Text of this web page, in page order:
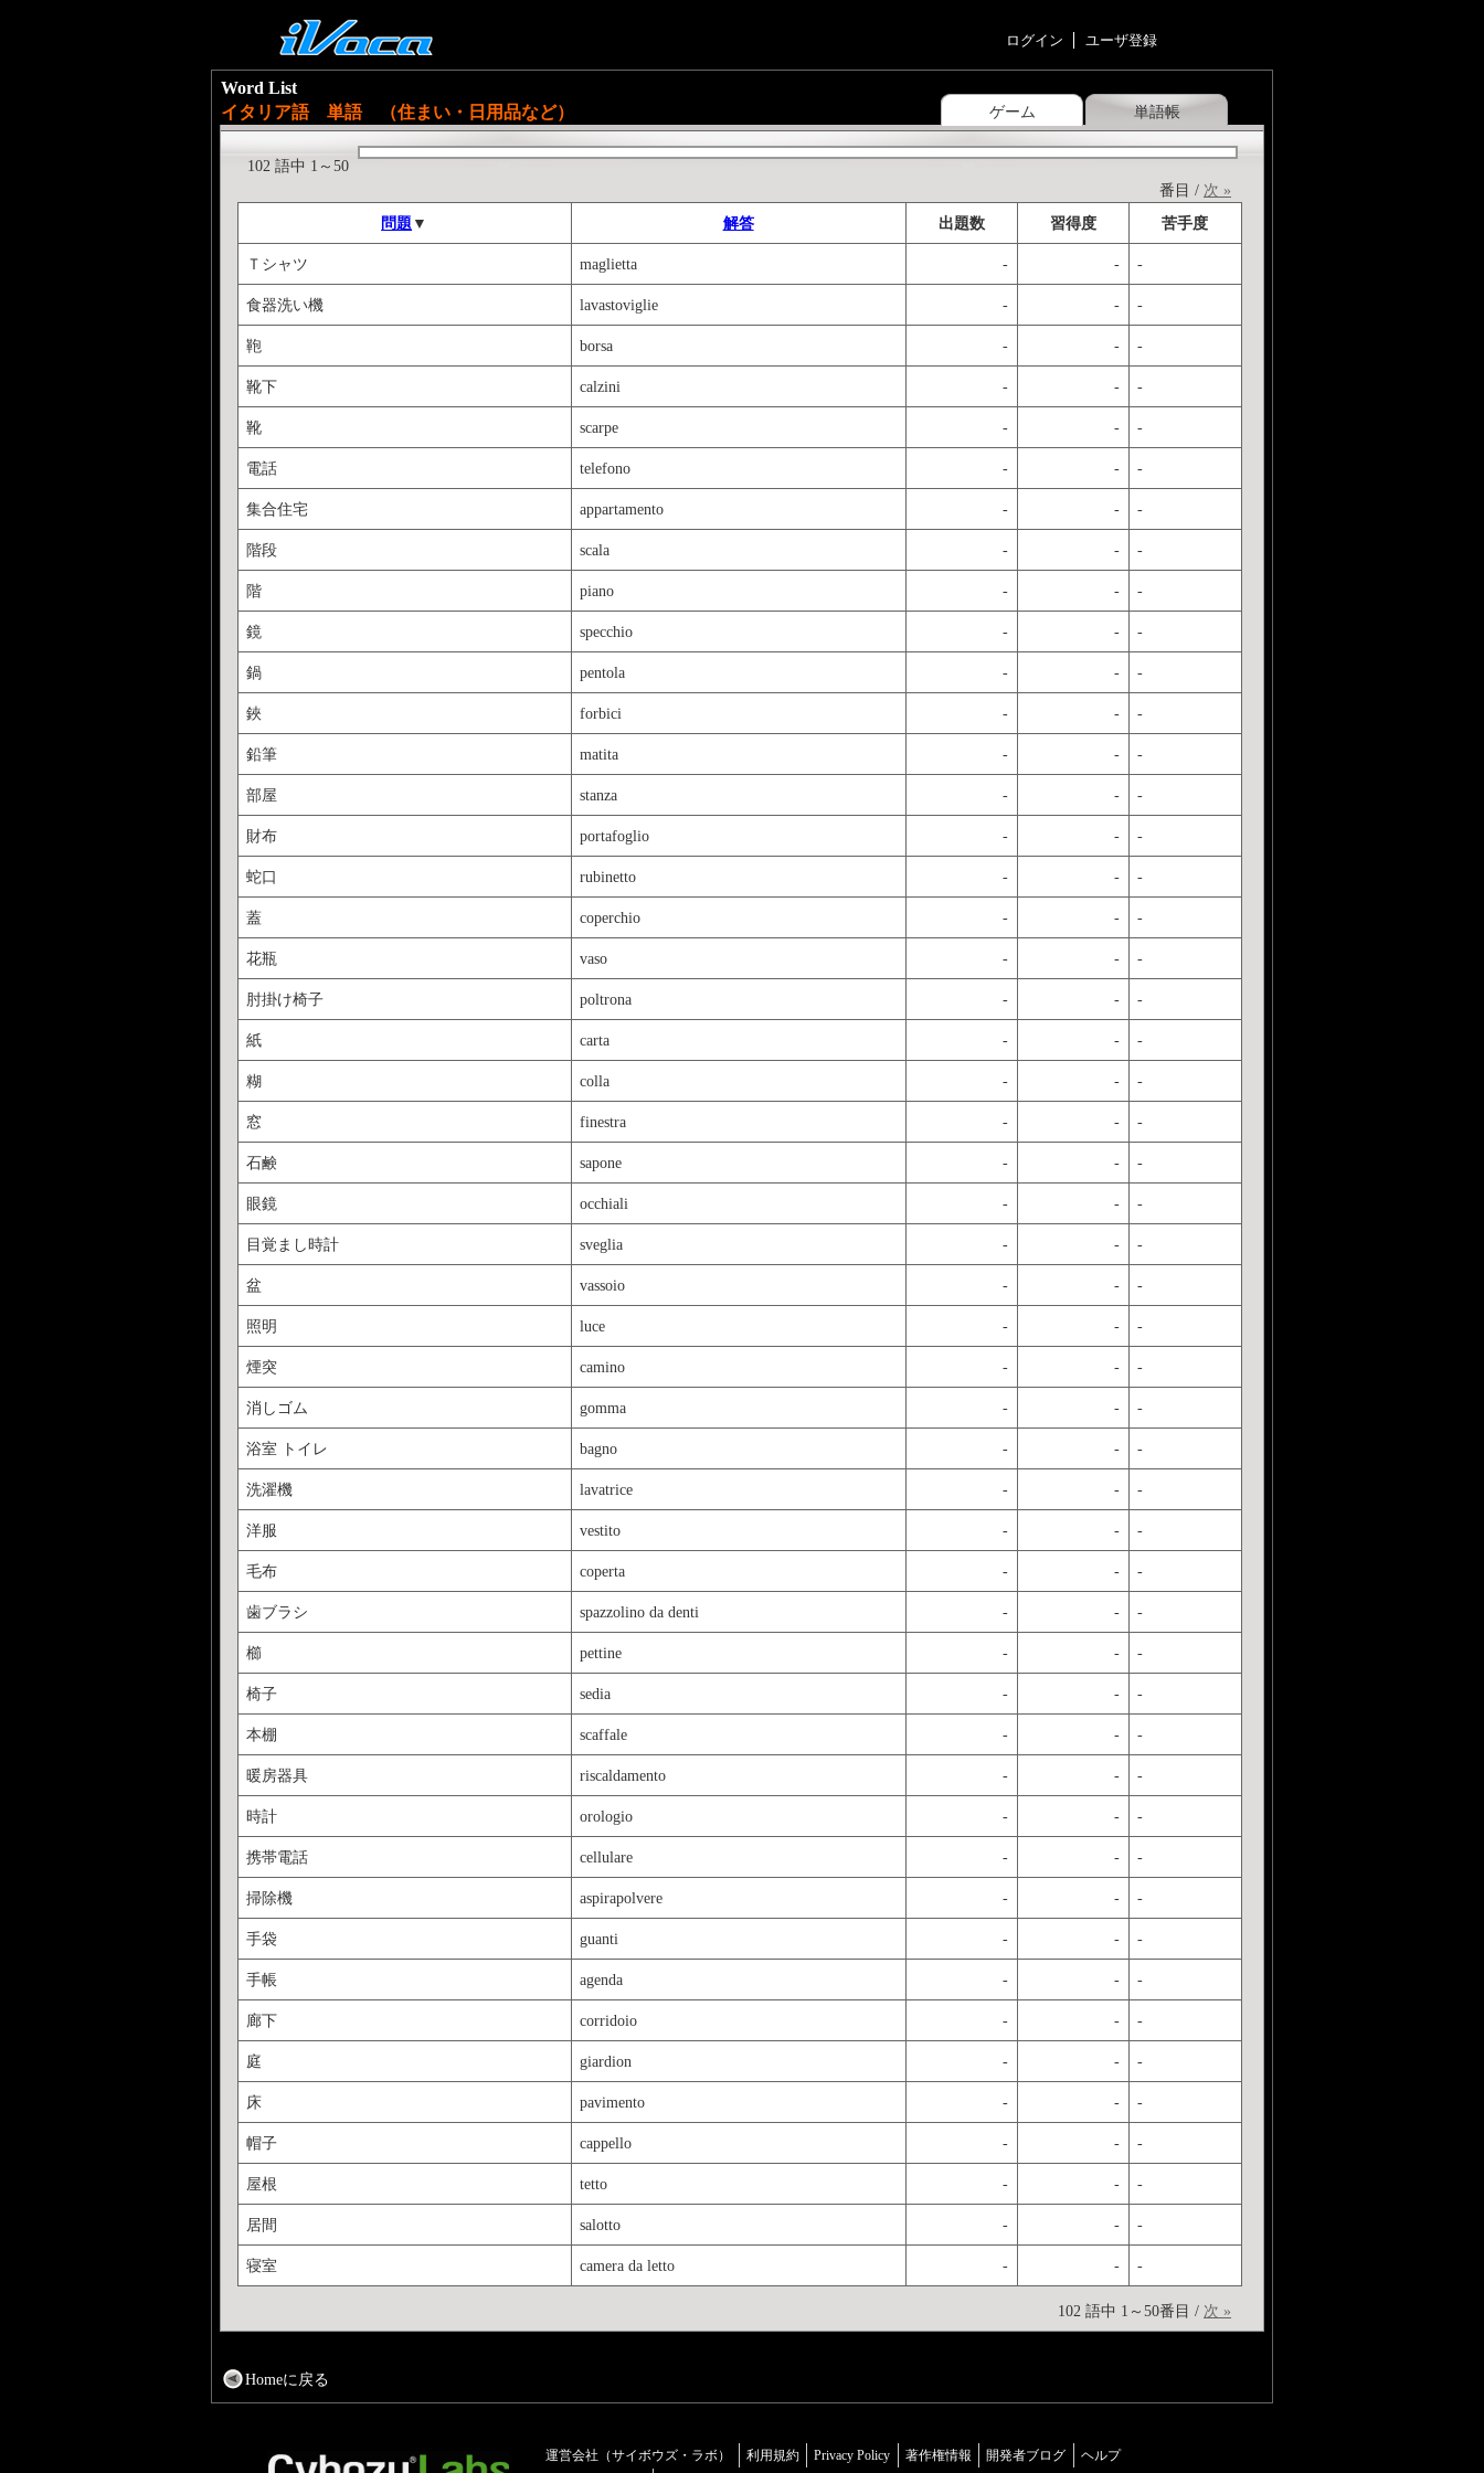
ログイン ユーザ登録
ゲーム 単語帳
Word List
イタリア語 単語 （住まい・日用品など）
102 語中 1～50
番目 / 次 »
問題 ▼ 解答 出題数 習得度 苦手度
Ｔシャツ maglietta - - -
食器洗い機 lavastoviglie - - -
鞄 borsa - - -
靴下 calzini - - -
靴 scarpe - - -
電話 telefono - - -
集合住宅 appartamento - - -
階段 scala - - -
階 piano - - -
鏡 specchio - - -
鍋 pentola - - -
鋏 forbici - - -
鉛筆 matita - - -
部屋 stanza - - -
財布 portafoglio - - -
蛇口 rubinetto - - -
蓋 coperchio - - -
花瓶 vaso - - -
肘掛け椅子 poltrona - - -
紙 carta - - -
糊 colla - - -
窓 finestra - - -
石鹸 sapone - - -
眼鏡 occhiali - - -
目覚まし時計 sveglia - - -
盆 vassoio - - -
照明 luce - - -
煙突 camino - - -
消しゴム gomma - - -
浴室 トイレ bagno - - -
洗濯機 lavatrice - - -
洋服 vestito - - -
毛布 coperta - - -
歯ブラシ spazzolino da denti - - -
櫛 pettine - - -
椅子 sedia - - -
本棚 scaffale - - -
暖房器具 riscaldamento - - -
時計 orologio - - -
携帯電話 cellulare - - -
掃除機 aspirapolvere - - -
手袋 guanti - - -
手帳 agenda - - -
廊下 corridoio - - -
庭 giardion - - -
床 pavimento - - -
帽子 cappello - - -
屋根 tetto - - -
居間 salotto - - -
寝室 camera da letto - - -
102 語中 1～50番目 / 次 »
Homeに戻る
運営会社（サイボウズ・ラボ） 利用規約 Privacy Policy 著作権情報 開発者ブログ ヘルプ